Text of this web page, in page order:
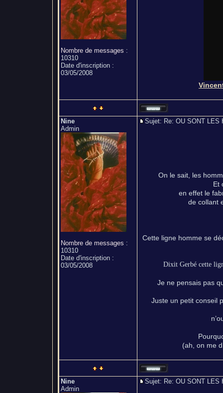
Nombre de messages :
10310
Date d'inscription :
03/05/2008
Nine
Admin
Nombre de messages :
10310
Date d'inscription :
03/05/2008
Sujet: Re: OU SONT
On le sait, les
Et
en effet le
de collant
Cette ligne homme se
Dixit Gerbé cette
Je ne pensais pas
Juste un petit conseil
(ah, on me
Nine
Admin
Sujet: Re: OU SONT